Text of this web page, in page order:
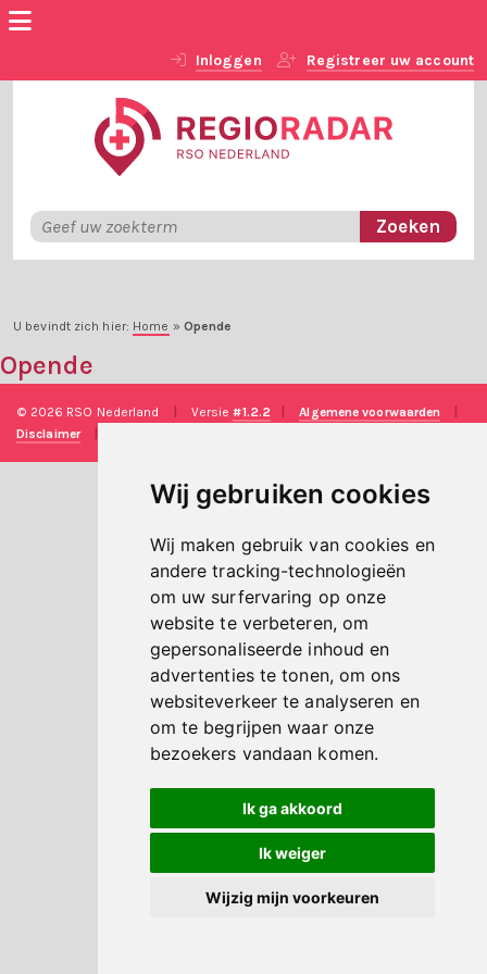
Wij gebruiken cookies
Wij maken gebruik van cookies en
andere tracking-technologieën
om uw surfervaring op onze
website te verbeteren, om
gepersonaliseerde inhoud en
advertenties te tonen, om ons
websiteverkeer te analyseren en
om te begrijpen waar onze
bezoekers vandaan komen.
Ik ga akkoord
Ik weiger
Wijzig mijn voorkeuren
Inloggen Registreer uw account
U bevindt zich hier: Home » Opende
Opende
© 2026 RSO Nederland Versie#1.2.2 Algemene voorwaarden
Disclaimer